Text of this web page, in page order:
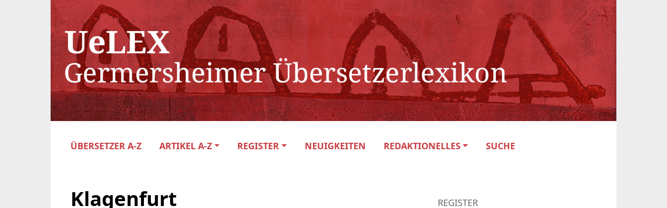
ÜBERSETZER A-Z ARTIKEL A-Z REGISTER NEUIGKEITEN REDAKTIONELLES SUCHE
Klagenfurt REGISTER